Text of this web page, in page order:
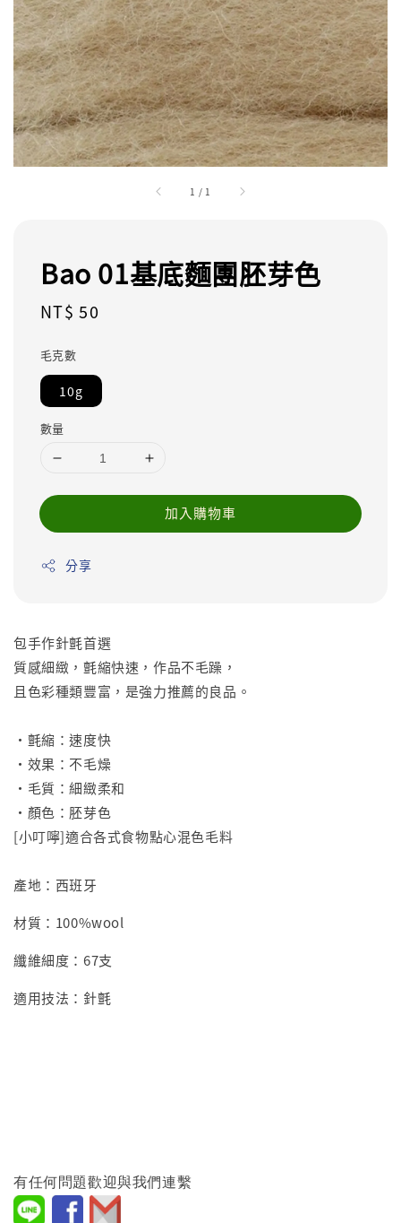
1 / 1
Bao 01基底麵團胚芽色
Regular
NT$ 50
毛克數
10g
數量
加入購物車
分享
包手作針氈首選
質感細緻，氈縮快速，作品不毛躁，
且色彩種類豐富，是強力推薦的良品。
•氈縮：速度快
•效果：不毛燥
•毛質：細緻柔和
•顏色：胚芽色
[小叮嚀]適合各式食物點心混色毛料
產地：西班牙
材質：100%wool
纖維細度：67支
適用技法：針氈
有任何問題歡迎與我們連繫